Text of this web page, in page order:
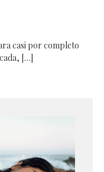
casi por completo
[…]